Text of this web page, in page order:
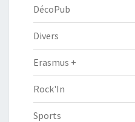
DécoPub
Divers
Erasmus +
Rock'In
Sports